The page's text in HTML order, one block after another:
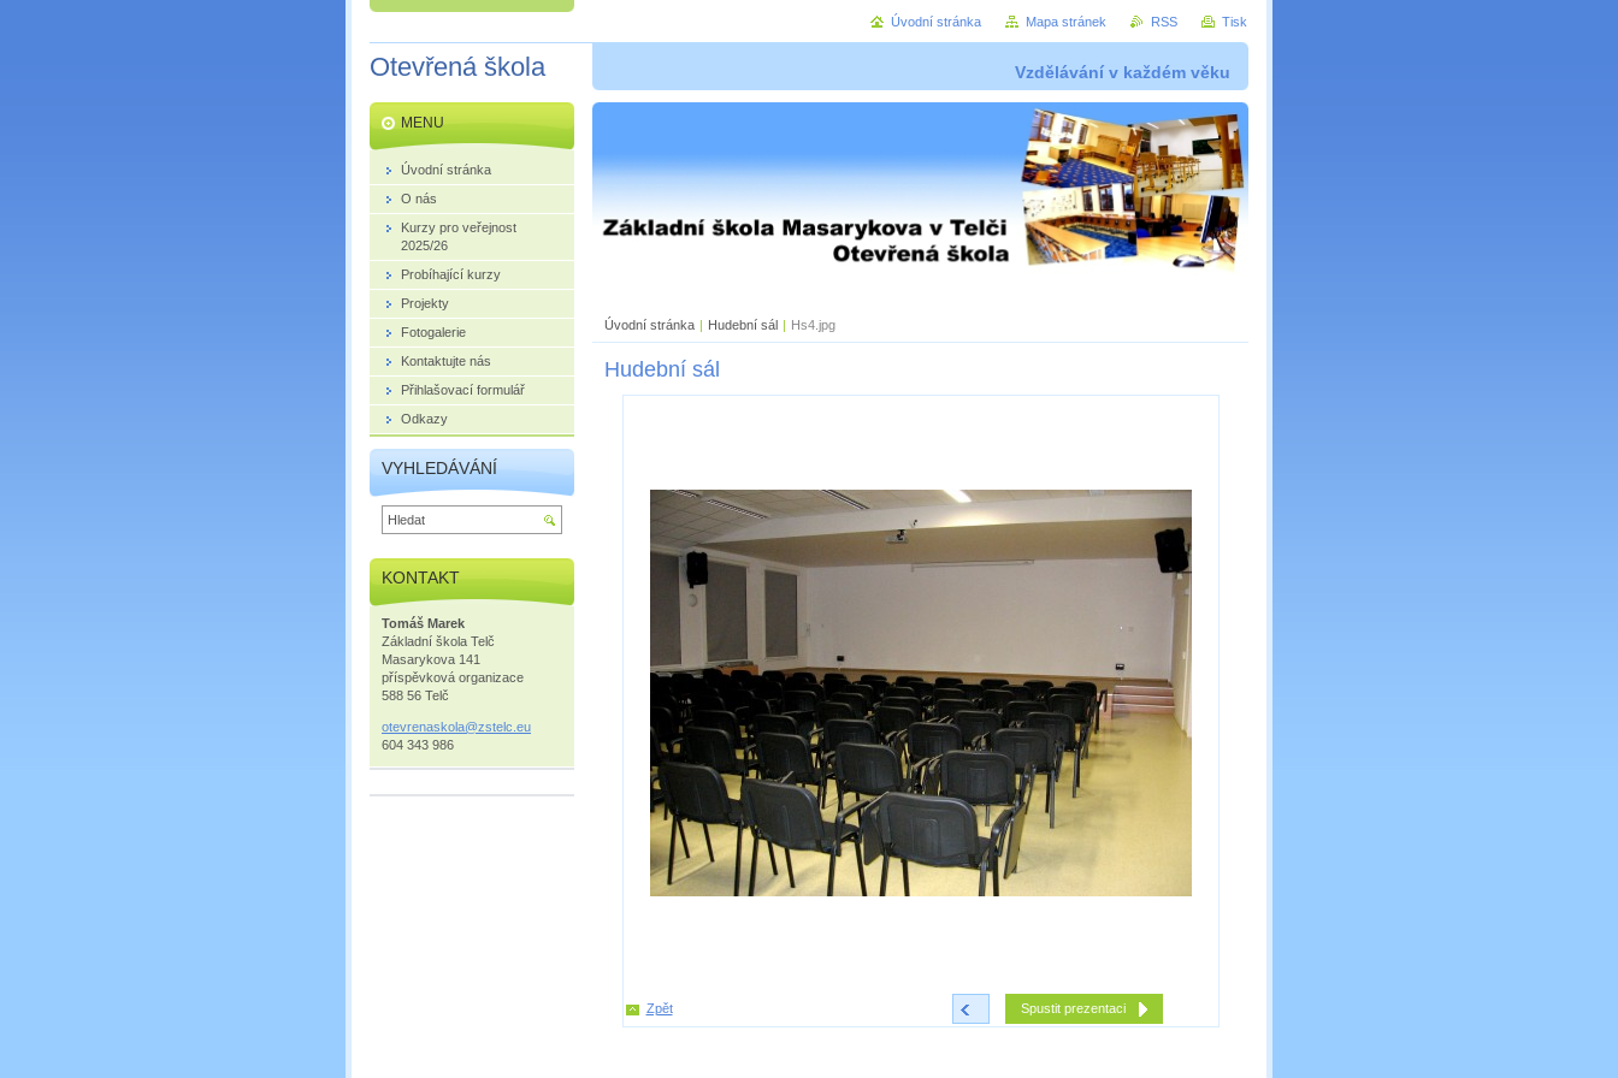
Otevřená škola Vzdělávání v každém věku
Úvodní stránka | Hudební sál | Hs4.jpg
Hudební sál
< Spustit prezentaci
Zpět
MENU
Úvodní stránka
O nás
Kurzy pro veřejnost
2025/26
Probíhající kurzy
Projekty
Fotogalerie
Kontaktujte nás
Přihlašovací formulář
Odkazy
VYHLEDÁVÁNÍ
KONTAKT
Tomáš Marek
Základní škola Telč
Masarykova 141
příspěvková organizace
588 56 Telč
otevrenaskola@zstelc.eu
604 343 986
Úvodní stránka Mapa stránek RSS Tisk